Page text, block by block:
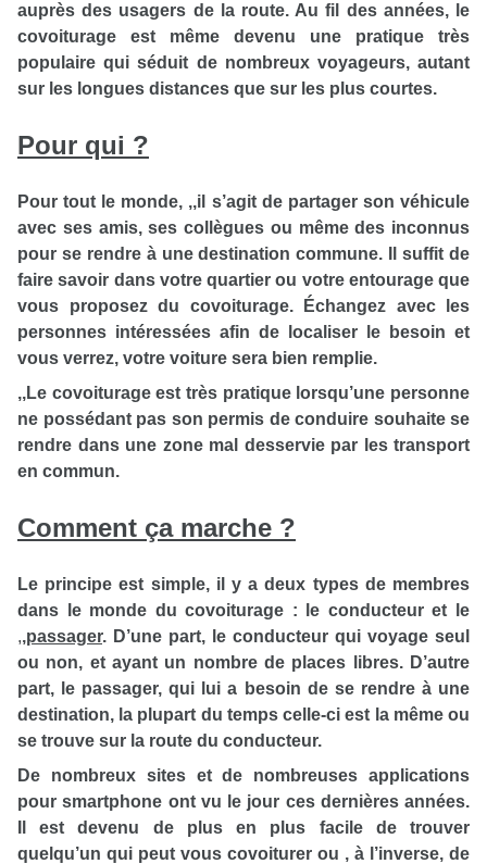
auprès des usagers de la route. Au fil des années, le
covoiturage est même devenu une pratique très
populaire qui séduit de nombreux voyageurs, autant
sur les longues distances que sur les plus courtes.
Pour qui ?
Pour tout le monde, ,,il s’agit de partager son véhicule
avec ses amis, ses collègues ou même des inconnus
pour se rendre à une destination commune. Il suffit de
faire savoir dans votre quartier ou votre entourage que
vous proposez du covoiturage. Échangez avec les
personnes intéressées afin de localiser le besoin et
vous verrez, votre voiture sera bien remplie.
,,Le covoiturage est très pratique lorsqu’une personne
ne possédant pas son permis de conduire souhaite se
rendre dans une zone mal desservie par les transport
en commun.
Comment ça marche ?
Le principe est simple, il y a deux types de membres
dans le monde du covoiturage : le conducteur et le
,,passager. D’une part, le conducteur qui voyage seul
ou non, et ayant un nombre de places libres. D’autre
part, le passager, qui lui a besoin de se rendre à une
destination, la plupart du temps celle-ci est la même ou
se trouve sur la route du conducteur.
De nombreux sites et de nombreuses applications
pour smartphone ont vu le jour ces dernières années.
Il est devenu de plus en plus facile de trouver
quelqu’un qui peut vous covoiturer ou , à l’inverse, de